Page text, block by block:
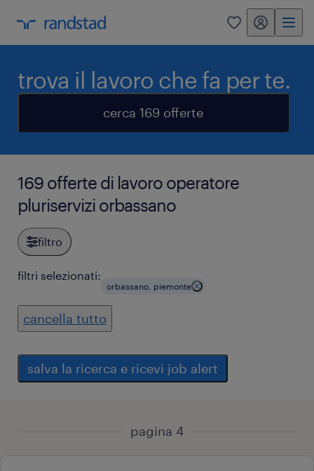
0 my randstad
trova il lavoro che fa per te.
cerca 169 offerte
169 offerte di lavoro operatore
pluriservizi orbassano
filtro
filtri selezionati:
orbassano, piemonte
cancella tutto
salva la ricerca e ricevi job alert
pagina 4